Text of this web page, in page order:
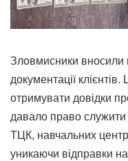
Зловмисники вносили
документації
отримувати довідки
давало право
ТЦК, навчальних
уникаючи відправки